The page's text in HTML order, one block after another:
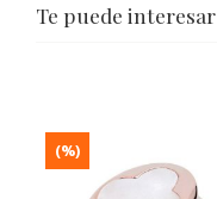
Te puede interesar
(%)